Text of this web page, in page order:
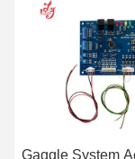
Gaggle System